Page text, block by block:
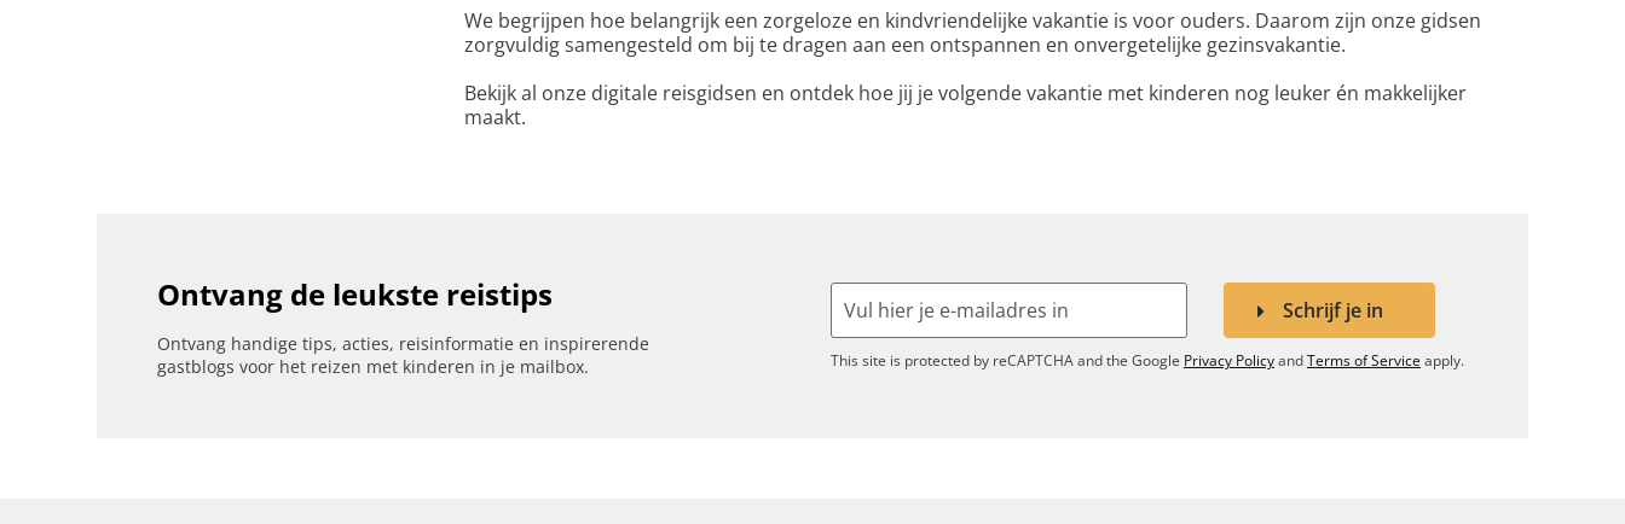
We begrijpen hoe belangrijk een zorgeloze en kindvriendelijke vakantie is voor ouders. Daarom zijn onze gidsen
zorgvuldig samengesteld om bij te dragen aan een ontspannen en onvergetelijke gezinsvakantie.
Bekijk al onze digitale reisgidsen en ontdek hoe jij je volgende vakantie met kinderen nog leuker én makkelijker
maakt.
Ontvang de leukste reistips
Ontvang handige tips, acties, reisinformatie en inspirerende
gastblogs voor het reizen met kinderen in je mailbox.
Schrijf je in
This site is protected by reCAPTCHA and the Google Privacy PolicyandTerms of Service apply.